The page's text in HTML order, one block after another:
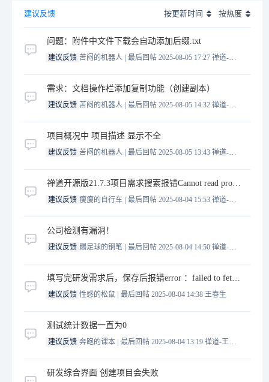
建议反馈 按更新时间 按热度
问题：附件中文件下载会自动添加后缀.txt
建议反馈 苦闷的机器人 | 最后回帖 2025-08-05 17:27 禅道-王誉霖
需求：文档操作栏添加复制功能（创建副本）
建议反馈 苦闷的机器人 | 最后回帖 2025-08-05 14:32 禅道-王誉霖
项目概况中 项目描述 显示不全
建议反馈 苦闷的机器人 | 最后回帖 2025-08-05 13:43 禅道-王誉霖
禅道开源版21.7.3项目需求搜索报错Cannot read properties of undefined (reading 'closeModal')"
建议反馈 瘦瘦的自行车 | 最后回帖 2025-08-04 15:53 禅道-王誉霖
公司检测有漏洞！
建议反馈 踢足球的钢笔 | 最后回帖 2025-08-04 14:50 禅道-王誉霖
填写完研发需求后，保存后报错error ：failed to fetch ，偶尔出现
建议反馈 性感的松鼠 | 最后回帖 2025-08-04 14:38 王春生
测试统计数据一直为0
建议反馈 奔跑的课本 | 最后回帖 2025-08-04 13:19 禅道-王誉霖
研发综合界面 创建项目会失败